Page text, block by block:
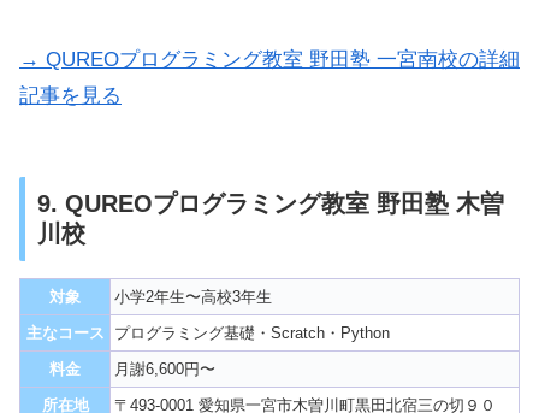
→ QUREOプログラミング教室 野田塾 一宮南校の詳細
記事を見る
9. QUREOプログラミング教室 野田塾 木曽
川校
対象
小学2年生〜高校3年生
主なコース
プログラミング基礎・Scratch・Python
料金
月謝6,600円〜
所在地
〒493-0001 愛知県一宮市木曽川町黒田北宿三の切９０